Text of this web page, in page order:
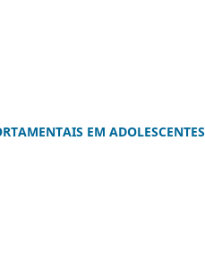
EM ADOLESCENTES